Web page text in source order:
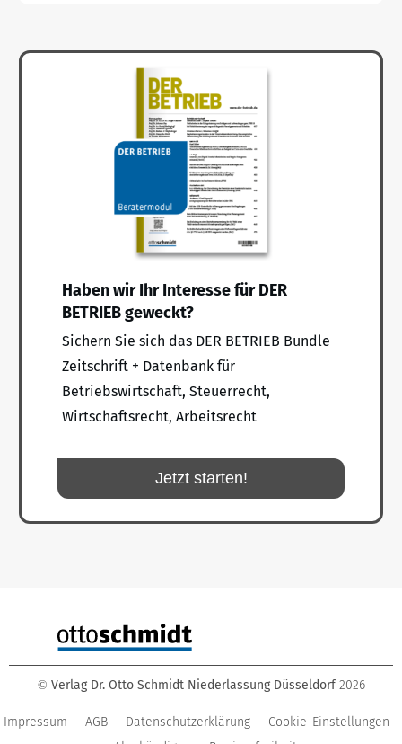
Haben wir Ihr Interesse für DER
BETRIEB geweckt?
Sichern Sie sich das DER BETRIEB Bundle
Zeitschrift + Datenbank für
Betriebswirtschaft, Steuerrecht,
Wirtschaftsrecht, Arbeitsrecht
Jetzt starten!
© Verlag Dr. Otto Schmidt Niederlassung Düsseldorf 2026
Impressum AGB Datenschutzerklärung
Cookie-Einstellungen